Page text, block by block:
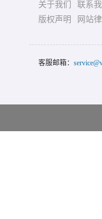
关于我们 联系我
版权声明
网站
客服邮箱：